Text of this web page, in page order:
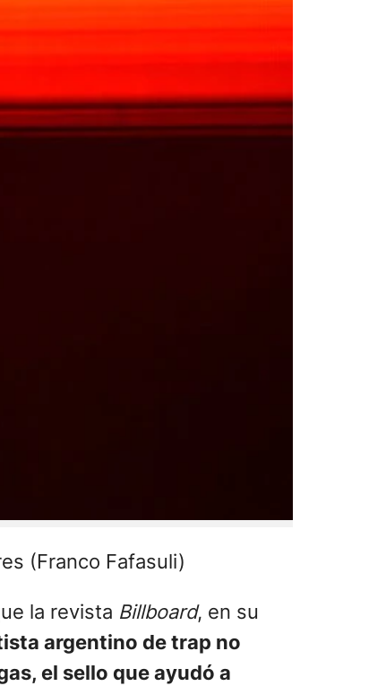
(Franco Fafasuli)
la revista Billboard, en su
argentino de trap no
el sello que ayudó a